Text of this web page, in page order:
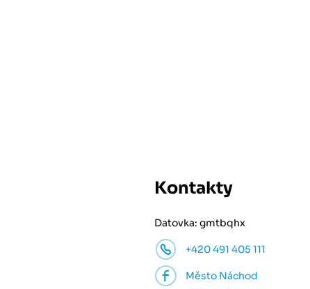
Kontakty
Datovka: gmtbqhx
+420 491 405 111
Město Náchod